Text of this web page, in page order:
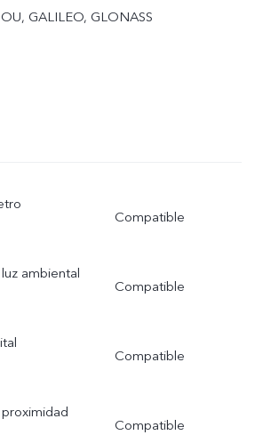
GALILEO, GLONASS
Compatible
ambiental
Compatible
Compatible
Compatible